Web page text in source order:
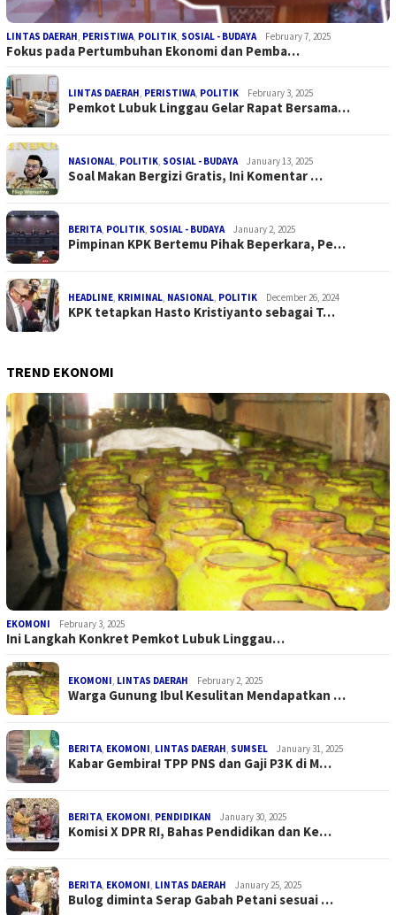
LINTAS DAERAH, PERISTIWA, POLITIK, SOSIAL - BUDAYA February 7, 2025
Fokus pada Pertumbuhan Ekonomi dan Pemba…
LINTAS DAERAH, PERISTIWA, POLITIK February 3, 2025
Pemkot Lubuk Linggau Gelar Rapat Bersama…
NASIONAL, POLITIK, SOSIAL - BUDAYA January 13, 2025
Soal Makan Bergizi Gratis, Ini Komentar …
BERITA, POLITIK, SOSIAL - BUDAYA January 2, 2025
Pimpinan KPK Bertemu Pihak Beperkara, Pe…
HEADLINE, KRIMINAL, NASIONAL, POLITIK December 26, 2024
KPK tetapkan Hasto Kristiyanto sebagai T…
TREND EKONOMI
EKOMONI February 3, 2025
Ini Langkah Konkret Pemkot Lubuk Linggau…
EKOMONI, LINTAS DAERAH February 2, 2025
Warga Gunung Ibul Kesulitan Mendapatkan …
BERITA, EKOMONI, LINTAS DAERAH, SUMSEL January 31, 2025
Kabar Gembira! TPP PNS dan Gaji P3K di M…
BERITA, EKOMONI, PENDIDIKAN January 30, 2025
Komisi X DPR RI, Bahas Pendidikan dan Ke…
BERITA, EKOMONI, LINTAS DAERAH January 25, 2025
Bulog diminta Serap Gabah Petani sesuai …